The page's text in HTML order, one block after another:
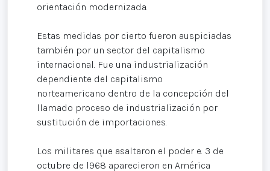
orientación modernizada.
Estas medidas por cierto fueron auspiciadas
también por un sector del capitalismo
internacional. Fue una industrialización
dependiente del capitalismo
norteamericano dentro de la concepción del
llamado proceso de industrialización por
sustitución de importaciones.
Los militares que asaltaron el poder e. 3 de
octubre de l968 aparecieron en América